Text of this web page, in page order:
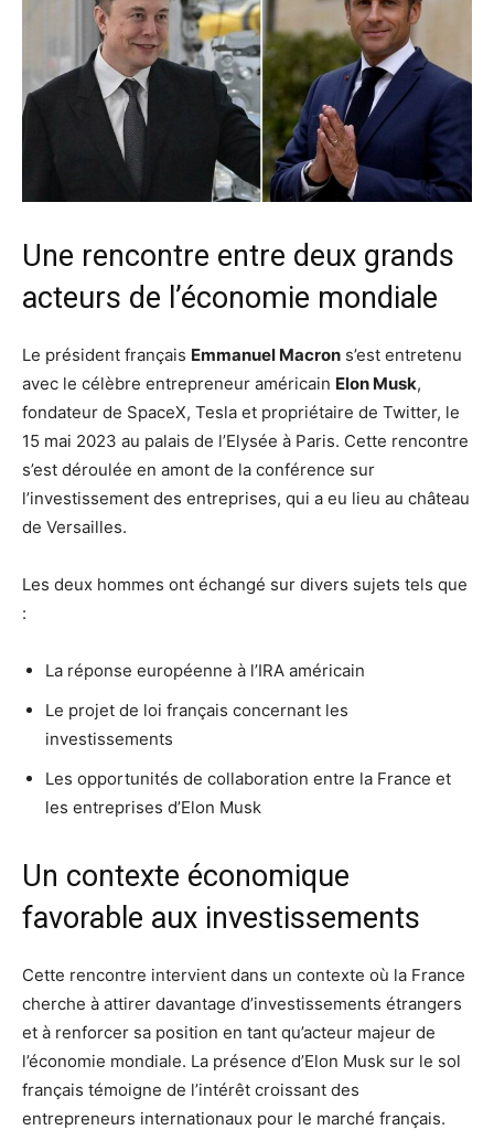
Une rencontre entre deux grands
acteurs de l’économie mondiale
Le président français Emmanuel Macron s’est entretenu
avec le célèbre entrepreneur américain Elon Musk,
fondateur de SpaceX, Tesla et propriétaire de Twitter, le
15 mai 2023 au palais de l’Elysée à Paris. Cette rencontre
s’est déroulée en amont de la conférence sur
l’investissement des entreprises, qui a eu lieu au château
de Versailles.
Les deux hommes ont échangé sur divers sujets tels que
:
La réponse européenne à l’IRA américain
Le projet de loi français concernant les
investissements
Les opportunités de collaboration entre la France et
les entreprises d’Elon Musk
Un contexte économique
favorable aux investissements
Cette rencontre intervient dans un contexte où la France
cherche à attirer davantage d’investissements étrangers
et à renforcer sa position en tant qu’acteur majeur de
l’économie mondiale. La présence d’Elon Musk sur le sol
français témoigne de l’intérêt croissant des
entrepreneurs internationaux pour le marché français.